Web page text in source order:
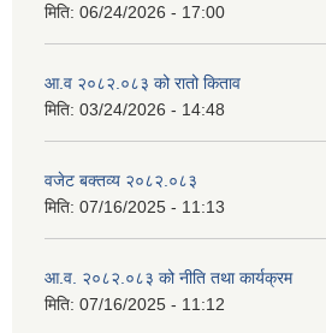
मिति: 06/24/2026 - 17:00
आ.व २०८२.०८३ को रातो किताव
मिति: 03/24/2026 - 14:48
वजेट बक्तव्य २०८२.०८३
मिति: 07/16/2025 - 11:13
आ.व. २०८२.०८३ को नीति तथा कार्यक्रम
मिति: 07/16/2025 - 11:12